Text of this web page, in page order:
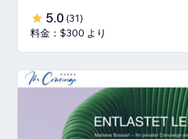
5.0 (31)
料金：$300 より